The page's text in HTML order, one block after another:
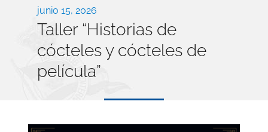
Publicado
el
junio 15, 2026
Taller “Historias de
cócteles y cócteles de
película”